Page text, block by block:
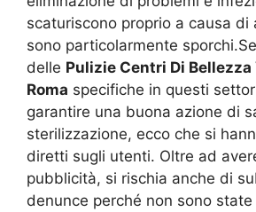
scaturiscono proprio a causa di
sono particolarmente
delle Pulizie Centri Di
Roma specifiche in questi
garantire una buona azione di
sterilizzazione, ecco che si
diretti sugli utenti. Oltre ad
pubblicità, si rischia anche di
denunce perché non sono